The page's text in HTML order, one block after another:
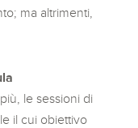
ma altrimenti,
le sessioni di
il cui obiettivo